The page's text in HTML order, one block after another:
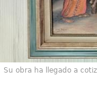
Su obra ha llegado a